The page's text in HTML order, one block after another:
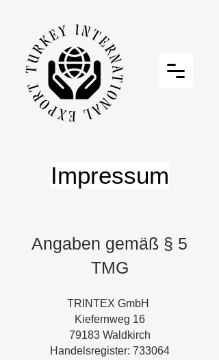
Impressum
Angaben gemäß § 5
TMG
TRINTEX GmbH
Kiefernweg 16
79183 Waldkirch
Handelsregister: 733064